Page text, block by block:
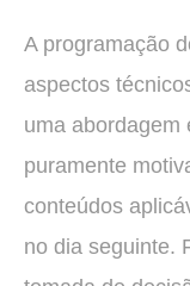
A programação
aspectos
uma abordagem
puramente
conteúdos
no dia seguinte.